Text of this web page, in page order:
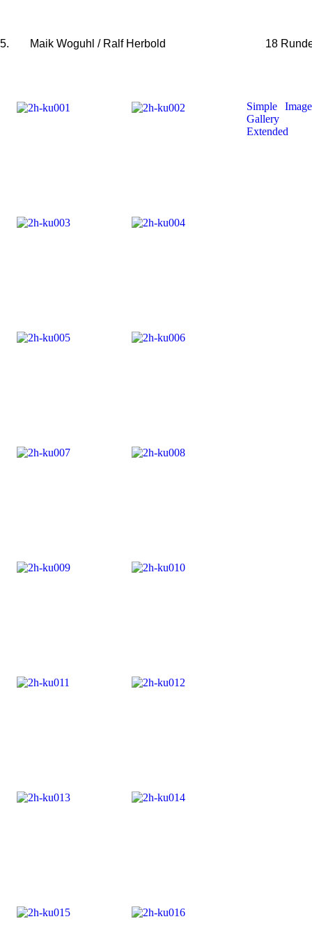
5. Maik Woguhl / Ralf Herbold 18
Simple Image
Gallery
Extended